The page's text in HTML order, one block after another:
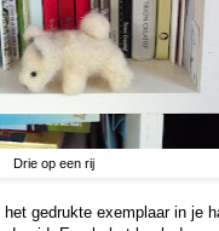
Drie op een rij
gedrukte exemplaar in je